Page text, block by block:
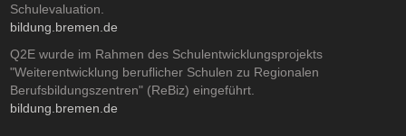
Schulevaluation.
bildung.bremen.de
Q2E wurde im Rahmen des Schulentwicklungsprojekts
"Weiterentwicklung beruflicher Schulen zu Regionalen
Berufsbildungszentren" (ReBiz) eingeführt.
bildung.bremen.de